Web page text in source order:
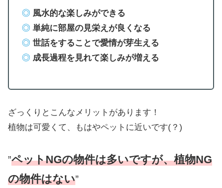
◎ 風水的な楽しみができる
◎ 単純に部屋の見栄えが良くなる
◎ 世話をすることで愛情が芽生える
◎ 成長過程を見れて楽しみが増える
ざっくりとこんなメリットがあります！
植物は可愛くて、もはやペットに近いです(？)
”ペットNGの物件は多いですが、植物NG
の物件はない”